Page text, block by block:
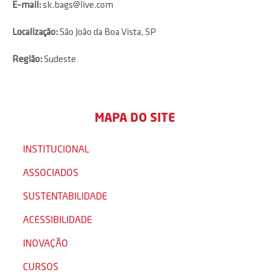
E-mail:sk.bags@live.com
Localização:São João da Boa Vista, SP
Região:Sudeste
MAPA DO SITE
INSTITUCIONAL
ASSOCIADOS
SUSTENTABILIDADE
ACESSIBILIDADE
INOVAÇÃO
CURSOS